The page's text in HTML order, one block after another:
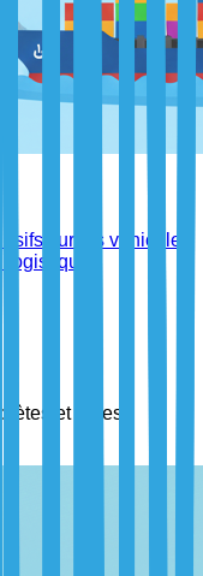
sur les véhicules
et à des